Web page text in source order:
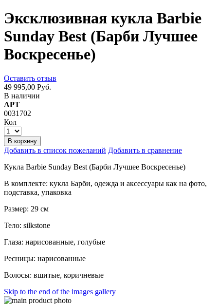
Эксклюзивная кукла Barbie
Sunday Best (Барби Лучшее
Воскресенье)
Оставить отзыв
49 995,00 Руб.
В наличии
АРТ
0031702
Кол
В корзину
Добавить в список пожеланий Добавить в сравнение
Кукла Barbie Sunday Best (Барби Лучшее Воскресенье)
В комплекте: кукла Барби, одежда и аксессуары как на фото,
подставка, упаковка
Размер: 29 см
Тело: silkstone
Глаза: нарисованные, голубые
Ресницы: нарисованные
Волосы: вшитые, коричневые
Skip to the end of the images gallery